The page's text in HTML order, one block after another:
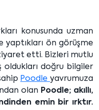
konusunda uzman
ön görüşme
etti. Bizleri mutlu
oldukları doğru bilgiler
Poodleyavrumuza
olan Poodle; akıllı,
emin bir ırktır.